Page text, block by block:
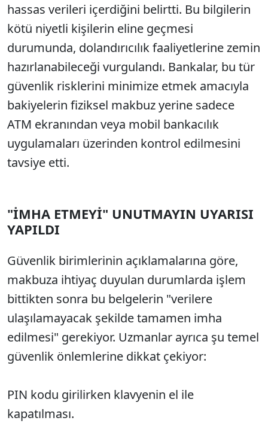
hassas verileri içerdiğini belirtti. Bu bilgilerin
kötü niyetli kişilerin eline geçmesi
durumunda, dolandırıcılık faaliyetlerine zemin
hazırlanabileceği vurgulandı. Bankalar, bu tür
güvenlik risklerini minimize etmek amacıyla
bakiyelerin fiziksel makbuz yerine sadece
ATM ekranından veya mobil bankacılık
uygulamaları üzerinden kontrol edilmesini
tavsiye etti.
"İMHA ETMEYİ" UNUTMAYIN UYARISI
YAPILDI
Güvenlik birimlerinin açıklamalarına göre,
makbuza ihtiyaç duyulan durumlarda işlem
bittikten sonra bu belgelerin "verilere
ulaşılamayacak şekilde tamamen imha
edilmesi" gerekiyor. Uzmanlar ayrıca şu temel
güvenlik önlemlerine dikkat çekiyor:
PIN kodu girilirken klavyenin el ile
kapatılması.